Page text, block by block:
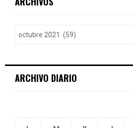
h
ARCHIVO DIARIO